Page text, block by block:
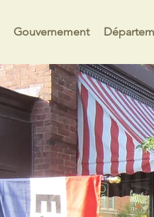
Gouvernement